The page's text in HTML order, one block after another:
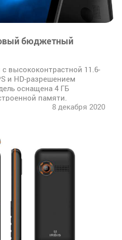
бюджетный
высококонтрастной 11.6-
и HD-разрешением
оснащена 4 ГБ
памяти.
8 декабря 2020